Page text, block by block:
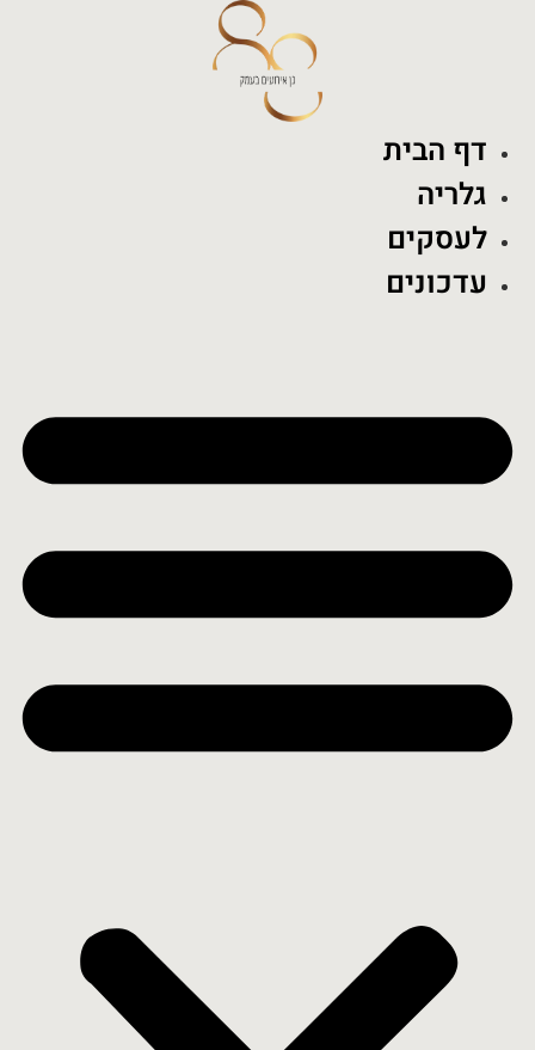
דף הבית
גלריה
לעסקים
עדכונים